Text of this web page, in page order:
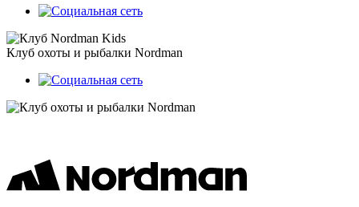
Клуб охоты и рыбалки Nordman